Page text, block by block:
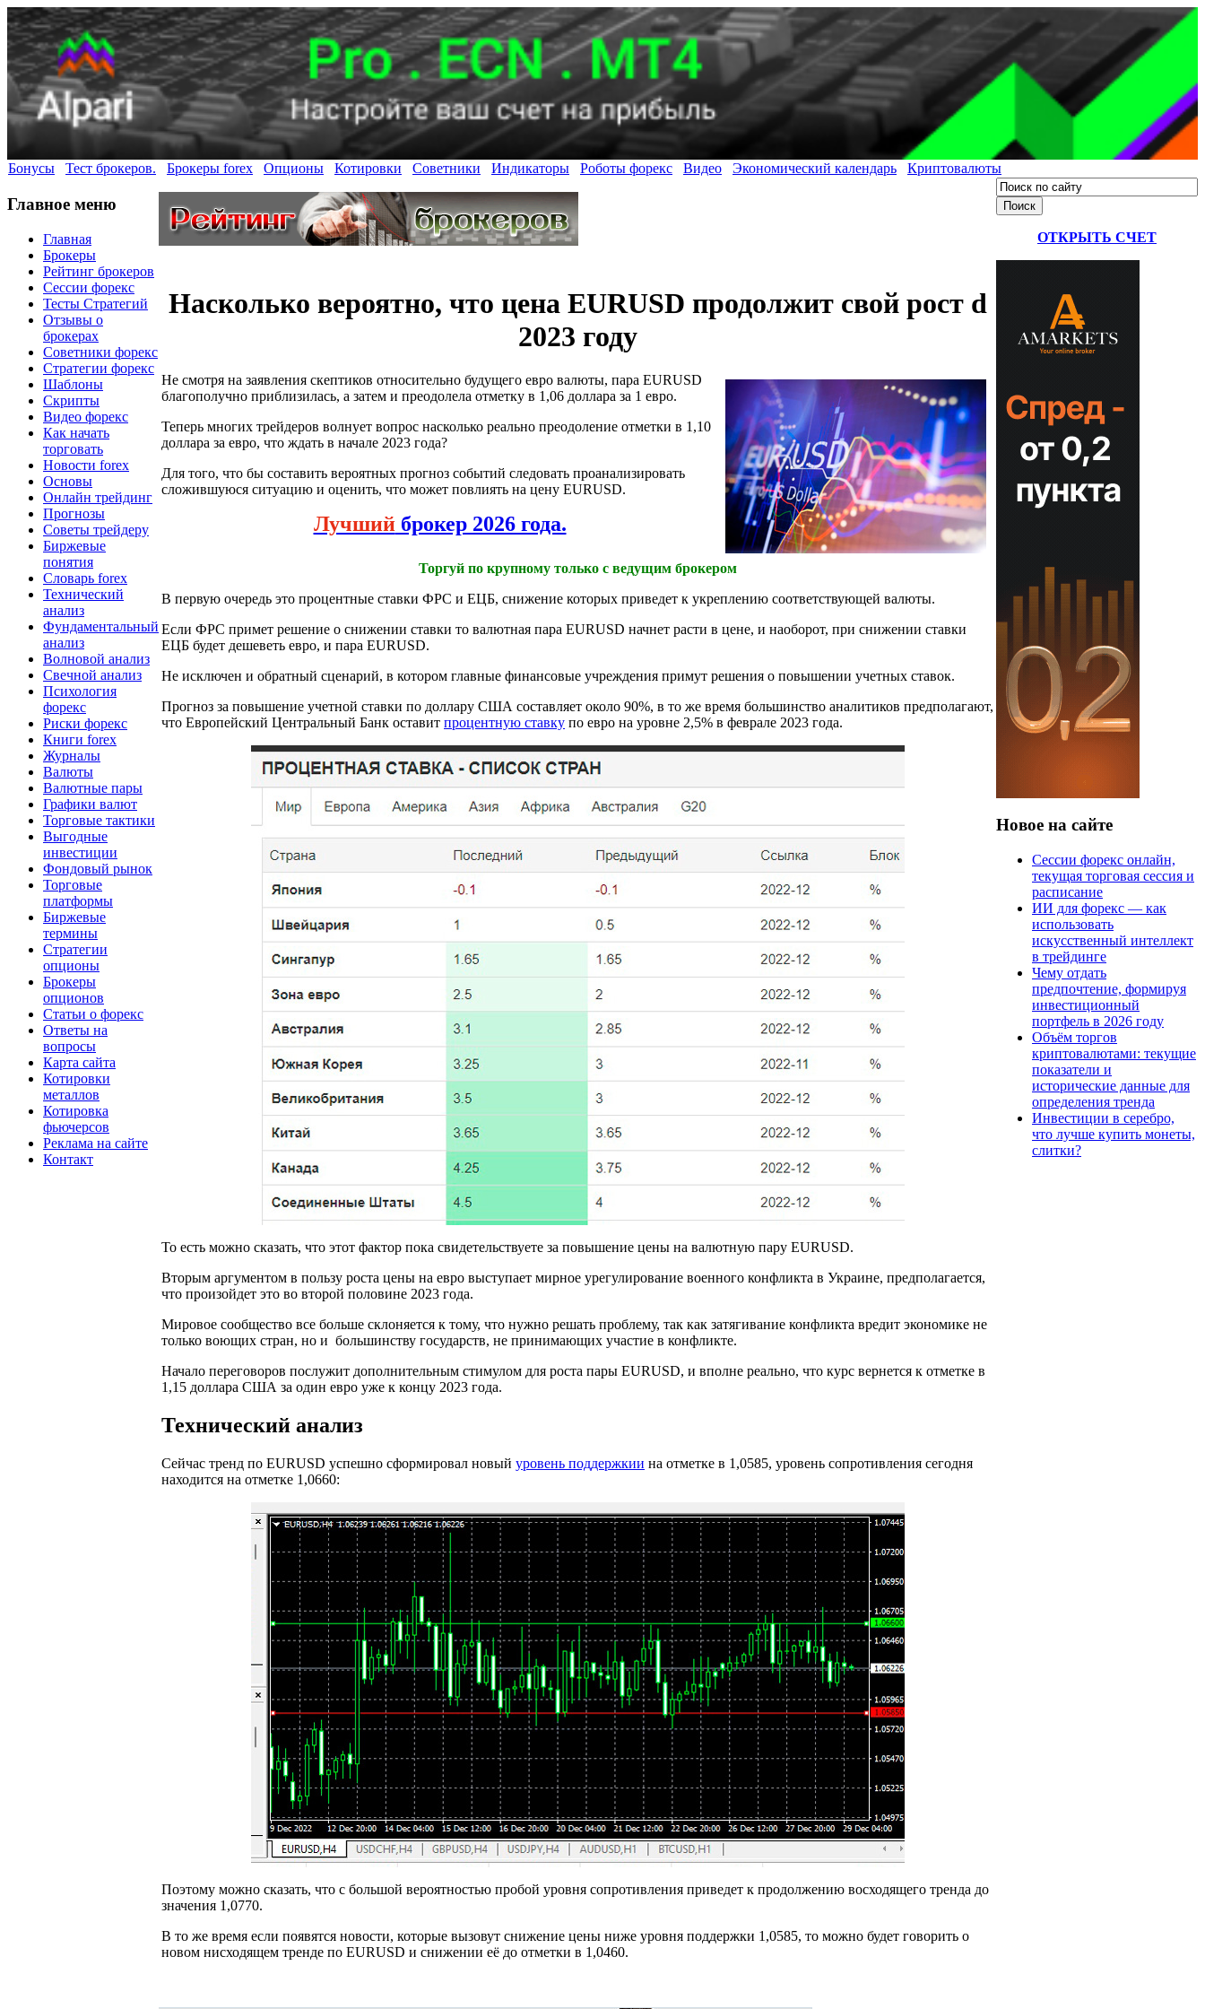
Бонусы Тест брокеров. Брокеры forex Опционы Котировки Советники Индикаторы Роботы форекс Видео Экономический календарь Криптовалюты
Главное меню
Главная
Брокеры
Рейтинг брокеров
Сессии форекс
Тесты Стратегий
Отзывы о
брокерах
Советники форекс
Стратегии форекс
Шаблоны
Скрипты
Видео форекс
Как начать
торговать
Новости forex
Основы
Онлайн трейдинг
Прогнозы
Советы трейдеру
Биржевые
понятия
Словарь forex
Технический
анализ
Фундаментальный
анализ
Волновой анализ
Свечной анализ
Психология
форекс
Риски форекс
Книги forex
Журналы
Валюты
Валютные пары
Графики валют
Торговые тактики
Выгодные
инвестиции
Фондовый рынок
Торговые
платформы
Биржевые
термины
Стратегии
опционы
Брокеры
опционов
Статьи о форекс
Ответы на
вопросы
Карта сайта
Котировки
металлов
Котировка
фьючерсов
Реклама на сайте
Контакт
Насколько вероятно, что цена EURUSD продолжит свой рост d
2023 году
Не смотря на заявления скептиков относительно будущего евро валюты, пара EURUSD
благополучно приблизилась, а затем и преодолела отметку в 1,06 доллара за 1 евро.
Теперь многих трейдеров волнует вопрос насколько реально преодоление отметки в 1,10
доллара за евро, что ждать в начале 2023 года?
Для того, что бы составить вероятных прогноз событий следовать проанализировать
сложившуюся ситуацию и оценить, что может повлиять на цену EURUSD.
Лучшийброкер 2026 года.
Торгуй по крупному только с ведущим брокером
В первую очередь это процентные ставки ФРС и ЕЦБ, снижение которых приведет к укреплению соответствующей валюты.
Если ФРС примет решение о снижении ставки то валютная пара EURUSD начнет расти в цене, и наоборот, при снижении ставки
ЕЦБ будет дешеветь евро, и пара EURUSD.
Не исключен и обратный сценарий, в котором главные финансовые учреждения примут решения о повышении учетных ставок.
Прогноз за повышение учетной ставки по доллару США составляет около 90%, в то же время большинство аналитиков предполагают,
что Европейский Центральный Банк оставит процентную ставку по евро на уровне 2,5% в феврале 2023 года.
То есть можно сказать, что этот фактор пока свидетельствуете за повышение цены на валютную пару EURUSD.
Вторым аргументом в пользу роста цены на евро выступает мирное урегулирование военного конфликта в Украине, предполагается,
что произойдет это во второй половине 2023 года.
Мировое сообщество все больше склоняется к тому, что нужно решать проблему, так как затягивание конфликта вредит экономике не
только воющих стран, но и большинству государств, не принимающих участие в конфликте.
Начало переговоров послужит дополнительным стимулом для роста пары EURUSD, и вполне реально, что курс вернется к отметке в
1,15 доллара США за один евро уже к концу 2023 года.
Технический анализ
Сейчас тренд по EURUSD успешно сформировал новый уровень поддержкии на отметке в 1,0585, уровень сопротивления сегодня
находится на отметке 1,0660:
Поэтому можно сказать, что с большой вероятностью пробой уровня сопротивления приведет к продолжению восходящего тренда до
значения 1,0770.
В то же время если появятся новости, которые вызовут снижение цены ниже уровня поддержки 1,0585, то можно будет говорить о
новом нисходящем тренде по EURUSD и снижении её до отметки в 1,0460.
ОТКРЫТЬ СЧЕТ
Новое на сайте
Сессии форекс онлайн,
текущая торговая сессия и
расписание
ИИ для форекс — как
использовать
искусственный интеллект
в трейдинге
Чему отдать
предпочтение, формируя
инвестиционный
портфель в 2026 году
Объём торгов
криптовалютами: текущие
показатели и
исторические данные для
определения тренда
Инвестиции в серебро,
что лучше купить монеты,
слитки?